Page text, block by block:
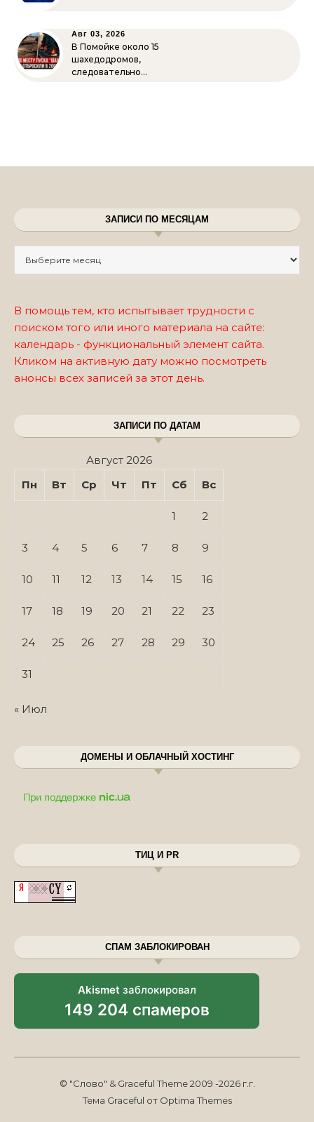
Авг 03, 2026
В Помойке около 15
шахедодромов,
следовательно…
ЗАПИСИ ПО МЕСЯЦАМ
В помощь тем, кто испытывает трудности с
поиском того или иного материала на сайте:
календарь - функциональный элемент сайта.
Кликом на активную дату можно посмотреть
анонсы всех записей за этот день.
ЗАПИСИ ПО ДАТАМ
Август 2026
Пн
Вт Ср Чт Пт Сб Вс
1 2
3 4 5 6 7 8 9
10 11 12 13 14 15 16
17 18 19 20 21 22 23
24 25 26 27 28 29 30
31
« Июл
ДОМЕНЫ И ОБЛАЧНЫЙ ХОСТИНГ
ТИЦ И PR
СПАМ ЗАБЛОКИРОВАН
Akismet заблокировал
149 204 спамеров
© "Слово" & Graceful Theme 2009 -2026 г.г.
Тема Graceful от Optima Themes